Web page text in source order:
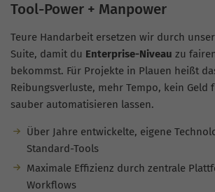
Tool-Power + Manpower
Teure Handarbeit ersetzen wir durch
Suite, damit du Enterprise-Niveau zu
bekommst. Für Projekte in Plauen heißt
Reibungsverluste, mehr Tempo, kein Geld
sauber automatisieren lassen.
Über Jahre entwickelte, eigene
Standard-Tools
Maximale Effizienz durch zentrale
Workflows